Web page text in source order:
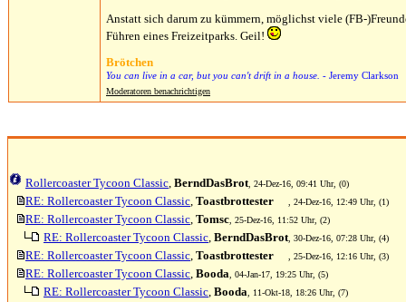
Anstatt sich darum zu kümmern, möglichst viele (FB-
Führen eines Freizeitparks. Geil!
Brötchen
You can live in a car, but you can't drift in a house. - Jeremy Clarkson
Moderatoren benachrichtigen
Rollercoaster Tycoon Classic, BerndDasBrot , 24-Dez-16, 09:41 Uhr, (0)
RE: Rollercoaster Tycoon Classic, Toastbrottester , 24-Dez-16, 12:49 Uhr, (1)
RE: Rollercoaster Tycoon Classic, Tomsc , 25-Dez-16, 11:52 Uhr, (2)
RE: Rollercoaster Tycoon Classic, BerndDasBrot , 30-Dez-16, 07:28 Uhr, (4)
RE: Rollercoaster Tycoon Classic, Toastbrottester , 25-Dez-16, 12:16 Uhr, (3)
RE: Rollercoaster Tycoon Classic, Booda , 04-Jan-17, 19:25 Uhr, (5)
RE: Rollercoaster Tycoon Classic, Booda , 11-Okt-18, 18:26 Uhr, (7)